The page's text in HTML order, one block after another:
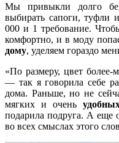
Мы привыкли долго
выбирать сапоги, туфли
000 и 1 требование.
комфортно, и в моду
дому, уделяем гораздо
«По размеру, цвет
— так я говорила себе
дома. Раньше, но не
мягких и очень
подарила подруга. А еще
во всех смыслах этого